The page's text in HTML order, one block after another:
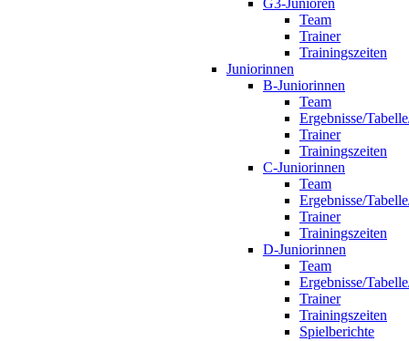
Team
Trainer
Trainingszeiten
Juniorinnen
B-Juniorinnen
Team
Ergebnisse/
Trainer
Trainingszeiten
C-Juniorinnen
Team
Ergebnisse/
Trainer
Trainingszeiten
D-Juniorinnen
Team
Ergebnisse/
Trainer
Trainingszeiten
Spielberichte